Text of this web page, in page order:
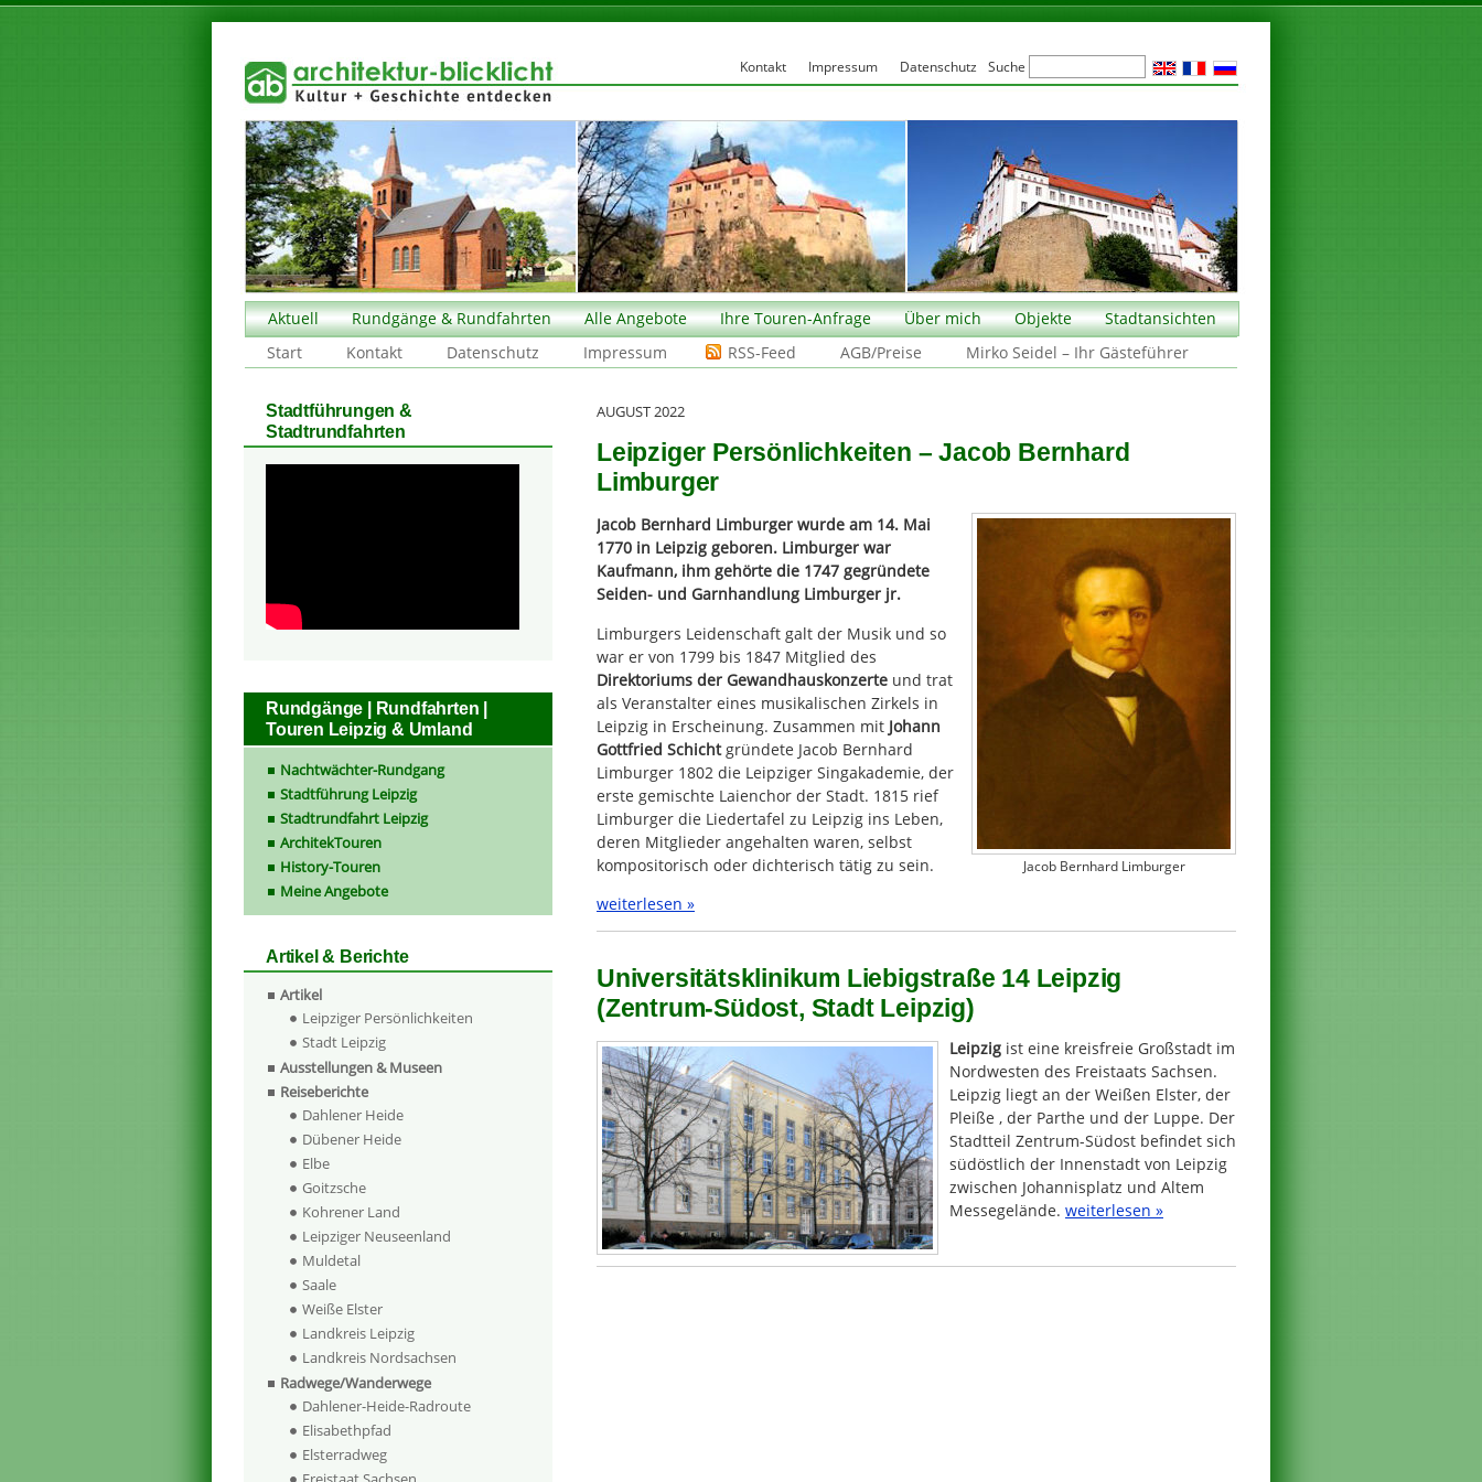
Aktuell Rundgänge & Rundfahrten Alle Angebote Ihre Touren-Anfrage Über mich Objekte
Stadtansichten
Start
Kontakt Datenschutz Impressum RSS-Feed AGB/Preise Mirko Seidel – Ihr Gästeführer
AUGUST 2022
Leipziger Persönlichkeiten – Jacob Bernhard
Limburger
Jacob Bernhard Limburger
Jacob Bernhard Limburger wurde am 14. Mai
1770 in Leipzig geboren. Limburger war
Kaufmann, ihm gehörte die 1747 gegründete
Seiden- und Garnhandlung Limburger jr.
Limburgers Leidenschaft galt der Musik und so
war er von 1799 bis 1847 Mitglied des
Direktoriums der Gewandhauskonzerte und trat
als Veranstalter eines musikalischen Zirkels in
Leipzig in Erscheinung. Zusammen mit Johann
Gottfried Schichtgründete Jacob Bernhard
Limburger 1802 die Leipziger Singakademie, der
erste gemischte Laienchor der Stadt. 1815 rief
Limburger die Liedertafel zu Leipzig ins Leben,
deren Mitglieder angehalten waren, selbst
kompositorisch oder dichterisch tätig zu sein.
weiterlesen »
Universitätsklinikum Liebigstraße 14 Leipzig
(Zentrum-Südost, Stadt Leipzig)
Leipzig ist eine kreisfreie Großstadt im
Nordwesten des Freistaats Sachsen.
Leipzig liegt an der Weißen Elster, der
Pleiße , der Parthe und der Luppe. Der
Stadtteil Zentrum-Südost befindet sich
südöstlich der Innenstadt von Leipzig
zwischen Johannisplatz und Altem
Messegelände. weiterlesen »
Stadtführungen &
Stadtrundfahrten
Rundgänge | Rundfahrten |
Touren Leipzig & Umland
Nachtwächter-Rundgang
Stadtführung Leipzig
Stadtrundfahrt Leipzig
ArchitekTouren
History-Touren
Meine Angebote
Artikel & Berichte
Artikel
Leipziger Persönlichkeiten
Stadt Leipzig
Ausstellungen & Museen
Reiseberichte
Dahlener Heide
Dübener Heide
Elbe
Goitzsche
Kohrener Land
Leipziger Neuseenland
Muldetal
Saale
Weiße Elster
Landkreis Leipzig
Landkreis Nordsachsen
Radwege/Wanderwege
Dahlener-Heide-Radroute
Elisabethpfad
Elsterradweg
Kontakt Impressum Datenschutz Suche